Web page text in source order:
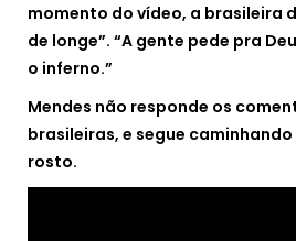
momento do vídeo, a brasileira
de longe”. “A gente pede pra
o inferno.”
Mendes não responde os
brasileiras, e segue
rosto.